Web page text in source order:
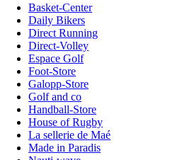
Basket-Center
Daily Bikers
Direct Running
Direct-Volley
Espace Golf
Foot-Store
Galopp-Store
Golf and co
Handball-Store
House of Rugby
La sellerie de Maé
Made in Paradis